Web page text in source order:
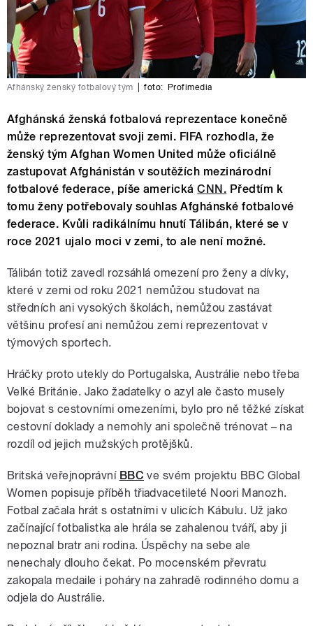
Afhánský ženský fotbalový tým foto: Profimedia
Afghánská ženská fotbalová reprezentace konečně
může reprezentovat svoji zemi. FIFA rozhodla, že
ženský tým Afghan Women United může oficiálně
zastupovat Afghánistán v soutěžích mezinárodní
fotbalové federace, píše americkáCNN. Předtím k
tomu ženy potřebovaly souhlas Afghánské fotbalové
federace. Kvůli radikálnímu hnutí Tálibán, které se v
roce 2021 ujalo moci v zemi, to ale není možné.
Tálibán totiž zavedl rozsáhlá omezení pro ženy a dívky,
které v zemi od roku 2021 nemůžou studovat na
středních ani vysokých školách, nemůžou zastávat
většinu profesí ani nemůžou zemi reprezentovat v
týmových sportech.
Hráčky proto utekly do Portugalska, Austrálie nebo třeba
Velké Británie. Jako žadatelky o azyl ale často musely
bojovat s cestovními omezeními, bylo pro ně těžké získat
cestovní doklady a nemohly ani společně trénovat – na
rozdíl od jejich mužských protějšků.
Britská veřejnoprávní BBC ve svém projektu BBC Global
Women popisuje příběh třiadvacetileté Noori Manozh.
Fotbal začala hrát s ostatními v ulicích Kábulu. Už jako
začínající fotbalistka ale hrála se zahalenou tváří, aby ji
nepoznal bratr ani rodina. Úspěchy na sebe ale
nenechaly dlouho čekat. Po mocenském převratu
zakopala medaile i poháry na zahradě rodinného domu a
odjela do Austrálie.